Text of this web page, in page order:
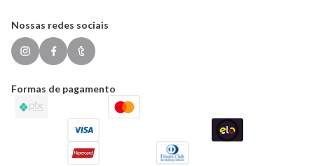
Nossas redes sociais
Formas de pagamento